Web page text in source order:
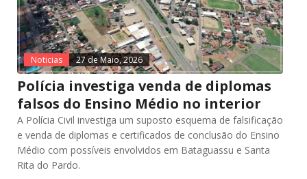
Noticias 27 de Maio, 2026
Polícia investiga venda de diplomas
falsos do Ensino Médio no interior
A Polícia Civil investiga um suposto esquema de falsificação
e venda de diplomas e certificados de conclusão do Ensino
Médio com possíveis envolvidos em Bataguassu e Santa
Rita do Pardo.